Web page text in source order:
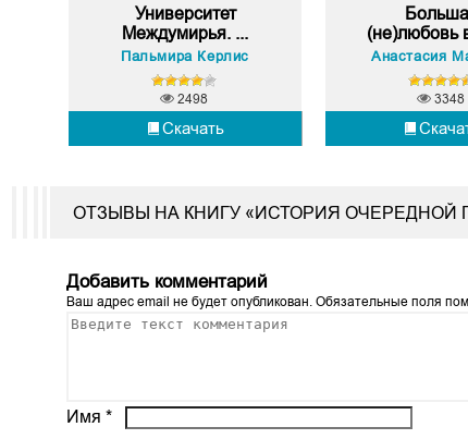
Университет
Междумирья. ...
Пальмира Керлис
Скачать
2498
(не)любовь
Анастасия
3348
ОТЗЫВЫ НА КНИГУ «ИСТОРИЯ ОЧЕРЕДНОЙ
Добавить комментарий
Ваш адрес email не будет опубликован. Обязательные поля
Имя*